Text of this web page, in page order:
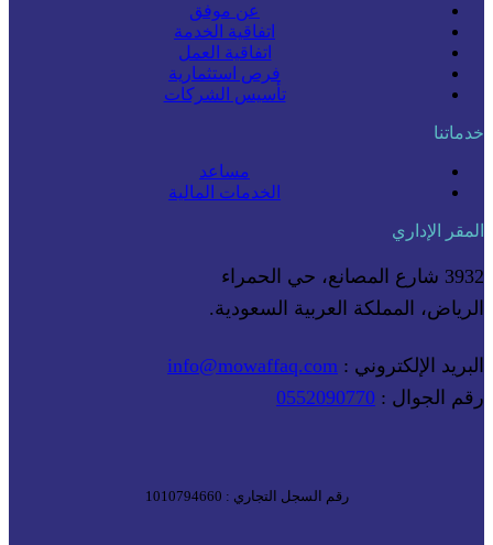
عن موفق
اتفاقية الخدمة
اتفاقية العمل
فرص استثمارية
تأسيس الشركات
خدماتنا
مساعد
الخدمات المالية
المقر الإداري
3932 شارع المصانع، حي الحمراء
الرياض، المملكة العربية السعودية.
البريد الإلكتروني : info@mowaffaq.com
رقم الجوال : 0552090770
رقم السجل التجاري : 1010794660